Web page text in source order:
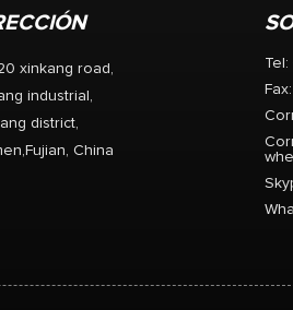
particulares. tiempo de
xinkang road,
industrial,
district,
China